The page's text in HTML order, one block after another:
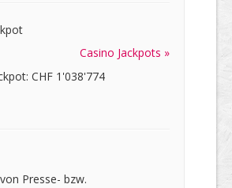
Casino Jackpots »
CHF 1'038'774
Presse- bzw.